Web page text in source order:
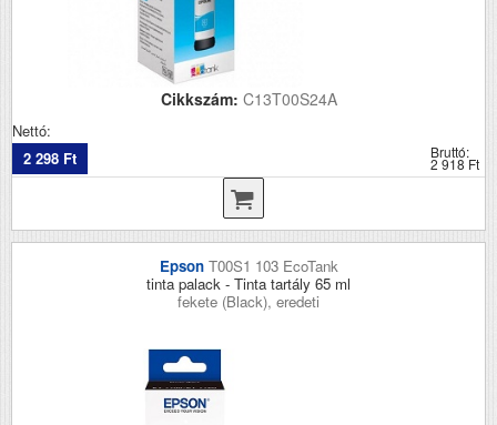
Cikkszám: C13T00S24A
Nettó:
2 298 Ft
Bruttó:
2 918 Ft
Epson T00S1 103 EcoTank
tinta palack - Tinta tartály 65 ml
fekete (Black), eredeti